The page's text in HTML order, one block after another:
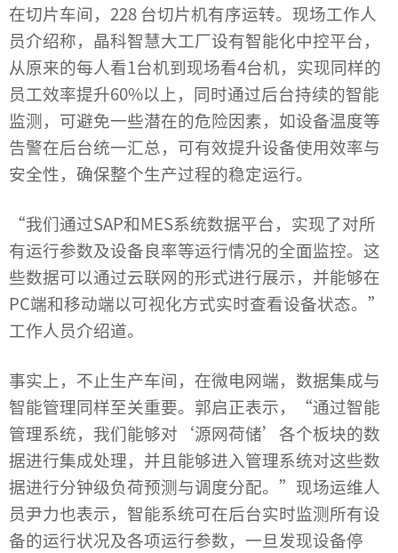
在切片车间，228 台切片机有序运转。现场工作人
员介绍称，晶科智慧大工厂设有智能化中控平台，
从原来的每人看1台机到现场看4台机，实现同样的
员工效率提升60%以上，同时通过后台持续的智能
监测，可避免一些潜在的危险因素，如设备温度等
告警在后台统一汇总，可有效提升设备使用效率与
安全性，确保整个生产过程的稳定运行。
“我们通过SAP和MES系统数据平台，实现了对所
有运行参数及设备良率等运行情况的全面监控。这
些数据可以通过云联网的形式进行展示，并能够在
PC端和移动端以可视化方式实时查看设备状态。”
工作人员介绍道。
事实上，不止生产车间，在微电网端，数据集成与
智能管理同样至关重要。郭启正表示，“通过智能
管理系统，我们能够对‘源网荷储’各个板块的数
据进行集成处理，并且能够进入管理系统对这些数
据进行分钟级负荷预测与调度分配。”现场运维人
员尹力也表示，智能系统可在后台实时监测所有设
备的运行状况及各项运行参数，一旦发现设备停